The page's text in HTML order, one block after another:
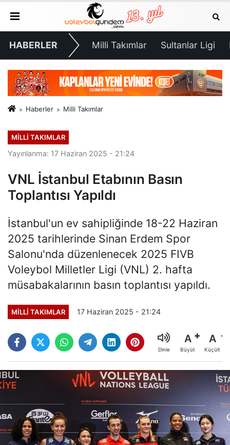
HABERLER Milli Takımlar Sultanlar Ligi
Haberler Milli Takımlar
MILLI TAKIMLAR
Yayınlanma: 17 Haziran 2025 - 21:24
VNL İstanbul Etabının Basın
Toplantısı Yapıldı
İstanbul'un ev sahipliğinde 18-22 Haziran
2025 tarihlerinde Sinan Erdem Spor
Salonu'nda düzenlenecek 2025 FIVB
Voleybol Milletler Ligi (VNL) 2. hafta
müsabakalarının basın toplantısı yapıldı.
MILLI TAKIMLAR 17 Haziran 2025 - 21:24
Dinle
A
Büyüt
A
Küçült